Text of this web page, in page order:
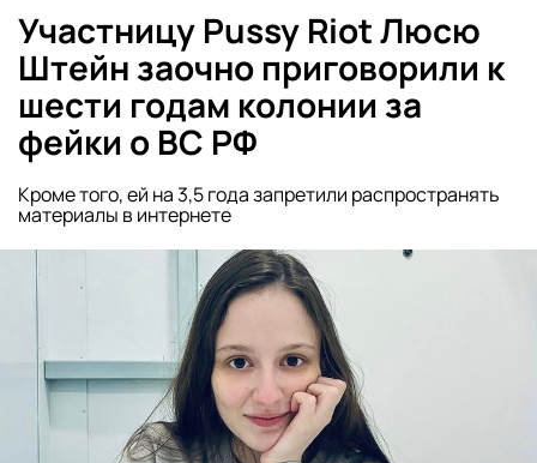
Участницу Pussy Riot Люсю
Штейн заочно приговорили к
шести годам колонии за
фейки о ВС РФ
Кроме того, ей на 3,5 года запретили распространять
материалы в интернете